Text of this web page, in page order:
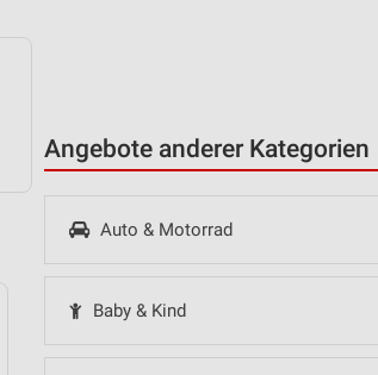
Angebote anderer Kategorien
Auto & Motorrad
Baby & Kind